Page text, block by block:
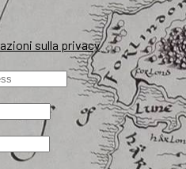
sulla privacy